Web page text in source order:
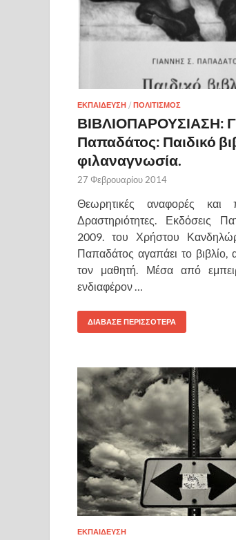
ΕΚΠΑΙΔΕΥΣΗ / ΠΟΛΙΤΙΣΜΟΣ
ΒΙΒΛΙΟΠΑΡΟΥΣΙΑΣΗ:
Παπαδάτος: Παιδικό
φιλαναγνωσία.
27 Φεβρουαρίου 2014
Θεωρητικές αναφορές και
Δραστηριότητες. Εκδόσεις
2009. του Χρήστου
Παπαδάτος αγαπάει το βιβλίο,
τον μαθητή. Μέσα από
ενδιαφέρον …
ΔΙΑΒΑΣΕ ΠΕΡΙΣΣΟΤΕΡΑ
ΕΚΠΑΙΔΕΥΣΗ